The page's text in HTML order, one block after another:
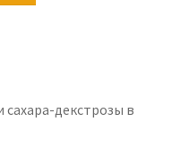
декстрозы в